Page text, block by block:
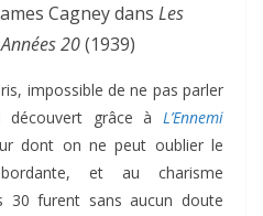
Cagney dans Les
20(1939)
impossible de ne pas parler
découvert grâce à L’Ennemi
dont on ne peut oublier le
et au charisme
30 furent sans aucun doute